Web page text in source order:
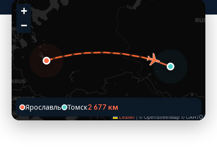
+
−
Leaflet | © OpenStreetMap © CARTO
Ярославль Томск2 677 км